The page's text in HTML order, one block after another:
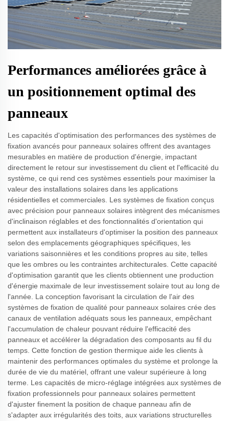
Performances améliorées grâce à
un positionnement optimal des
panneaux
Les capacités d'optimisation des performances des systèmes de
fixation avancés pour panneaux solaires offrent des avantages
mesurables en matière de production d'énergie, impactant
directement le retour sur investissement du client et l'efficacité du
système, ce qui rend ces systèmes essentiels pour maximiser la
valeur des installations solaires dans les applications
résidentielles et commerciales. Les systèmes de fixation conçus
avec précision pour panneaux solaires intègrent des mécanismes
d'inclinaison réglables et des fonctionnalités d'orientation qui
permettent aux installateurs d'optimiser la position des panneaux
selon des emplacements géographiques spécifiques, les
variations saisonnières et les conditions propres au site, telles
que les ombres ou les contraintes architecturales. Cette capacité
d'optimisation garantit que les clients obtiennent une production
d'énergie maximale de leur investissement solaire tout au long de
l'année. La conception favorisant la circulation de l'air des
systèmes de fixation de qualité pour panneaux solaires crée des
canaux de ventilation adéquats sous les panneaux, empêchant
l'accumulation de chaleur pouvant réduire l'efficacité des
panneaux et accélérer la dégradation des composants au fil du
temps. Cette fonction de gestion thermique aide les clients à
maintenir des performances optimales du système et prolonge la
durée de vie du matériel, offrant une valeur supérieure à long
terme. Les capacités de micro-réglage intégrées aux systèmes de
fixation professionnels pour panneaux solaires permettent
d'ajuster finement la position de chaque panneau afin de
s'adapter aux irrégularités des toits, aux variations structurelles